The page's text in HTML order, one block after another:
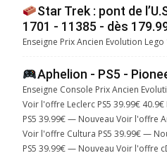
Star Trek : pont de
1701 - 11385 - dès
Enseigne Prix Ancien Evolution
Aphelion - PS5 -
Enseigne Console Prix Ancien
Voir l'offre Leclerc PS5 39.99€
PS5 39.99€ — Nouveau Voir l'offre
Voir l'offre Cultura PS5 39.99€ —
PS5 39.99€ — Nouveau Voir l'offre